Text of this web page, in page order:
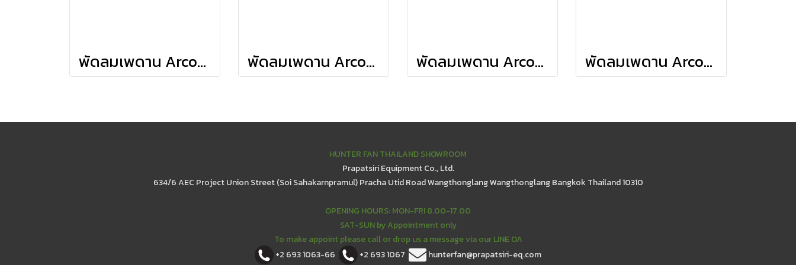
พัดลมเพดาน Arcot - Fresh White พัดลมเพดาน Arcot - Fresh White Bleached Grey Pine Blades พัดลมเพดาน Arcot - Brushed Nickel Grey Walnut Blades พัดลมเพดาน Arcot - Brushed Nickel Light Gray Oak Blades
HUNTER FAN THAILAND SHOWROOM
Prapatsiri Equipment Co., Ltd.
634/6 AEC Project Union Street (Soi Sahakarnpramul) Pracha Utid Road Wangthonglang Wangthonglang Bangkok Thailand 10310
OPENING HOURS: MON-FRI 8.00-17.00
SAT-SUN by Appointment only
To make appoint please call or drop us a message via our LINE OA
+2 693 1063-66
+2 693 1067 hunterfan@prapatsiri-eq.com